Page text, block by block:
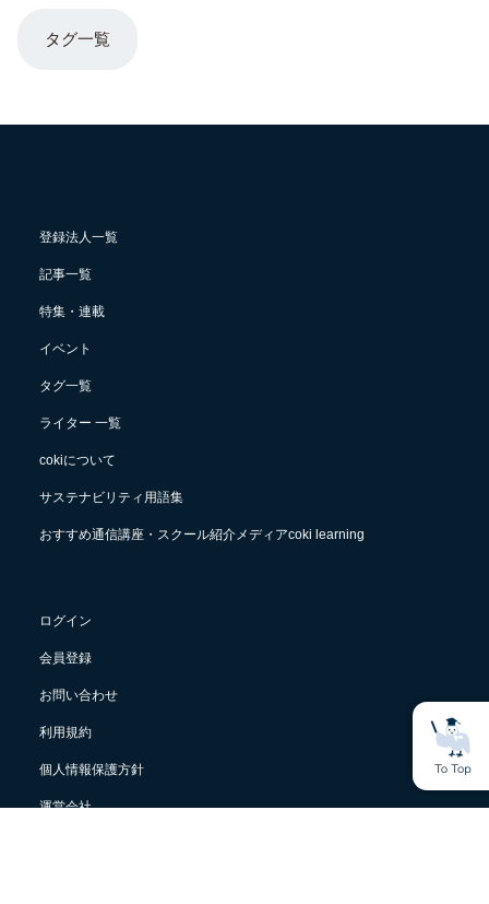
タグ一覧
登録法人一覧
記事一覧
特集・連載
イベント
タグ一覧
ライター 一覧
cokiについて
サステナビリティ用語集
おすすめ通信講座・スクール紹介メディアcoki learning
ログイン
会員登録
お問い合わせ
利用規約
個人情報保護方針
運営会社